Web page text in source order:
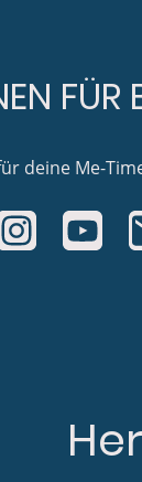
FÜR
deine Me-